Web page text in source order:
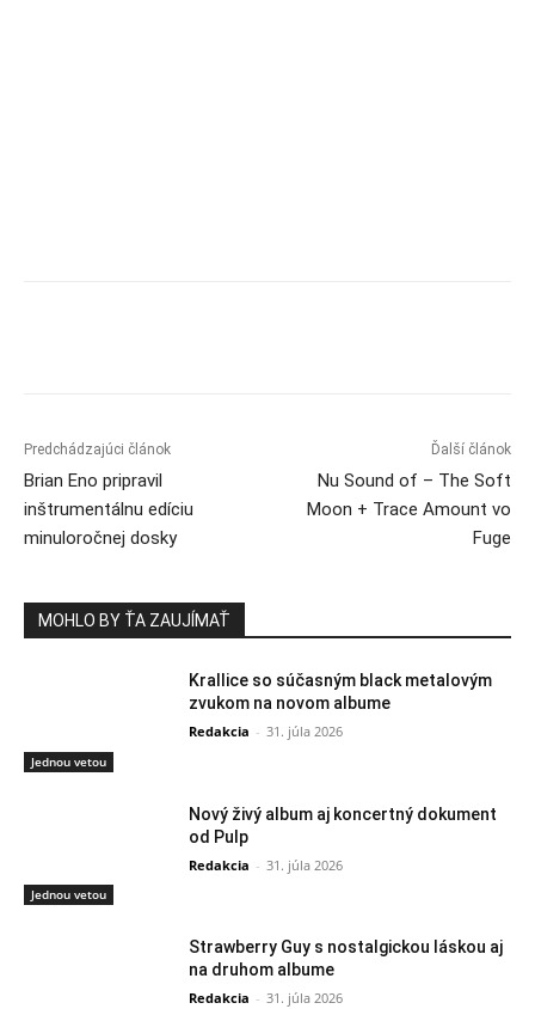
Predchádzajúci článok
Brian Eno pripravil
inštrumentálnu edíciu
minuloročnej dosky
Ďalší článok
Nu Sound of – The Soft
Moon + Trace Amount vo
Fuge
MOHLO BY ŤA ZAUJÍMAŤ
Jednou vetou
Krallice so súčasným black metalovým
zvukom na novom albume
Redakcia - 31. júla 2026
Jednou vetou
Nový živý album aj koncertný dokument
od Pulp
Redakcia - 31. júla 2026
Strawberry Guy s nostalgickou láskou aj
na druhom albume
Redakcia - 31. júla 2026